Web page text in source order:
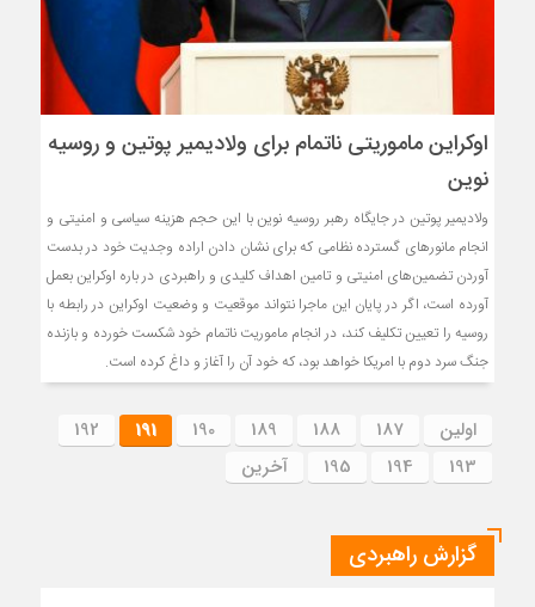
اوکراین ماموریتی ناتمام برای ولادیمیر پوتین و روسیه
نوین
ولادیمیر پوتین در جایگاه رهبر روسیه نوین‌ با این حجم هزینه سیاسی و امنیتی و
انجام‌ مانورهای گسترده نظامی که برای‌ نشان دادن اراده و‌جدیت خود در بدست
آوردن تضمین‌های امنیتی و تامین اهداف کلیدی و راهبردی در باره اوکراین بعمل
آورده است، اگر در پایان این ماجرا نتواند موقعیت و وضعیت‌ اوکراین در رابطه با
روسیه را تعیین تکلیف کند‌، در انجام ماموریت ناتمام خود شکست خورده و بازنده
جنگ سرد دوم با امریکا خواهد بود، که خود آن را آغاز و داغ کرده است‌.
اولین 187
188
189
190
191
192
193
194
195 آخرین
گزارش راهبردی